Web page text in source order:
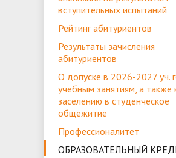
Профессионалитет
ОБРАЗОВАТЕЛЬНЫЙ
вступительных испытаний
Рейтинг абитуриентов
Результаты зачисления
абитуриентов
О допуске в 2026-2027 уч.
учебным занятиям, а также
заселению в студенческое
общежитие
Профессионалитет
ОБРАЗОВАТЕЛЬНЫЙ